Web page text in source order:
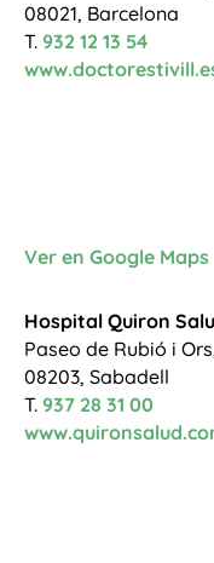
08021, Barcelona
T. 932 12 13 54
Ver en Google Maps
Hospital Quiron
Paseo de Rubió i
08203, Sabadell
T. 937 28 31 00